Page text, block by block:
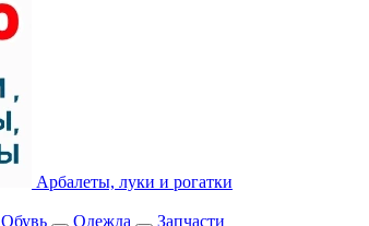
Арбалеты, луки и рогатки
Обувь Одежда Запчасти